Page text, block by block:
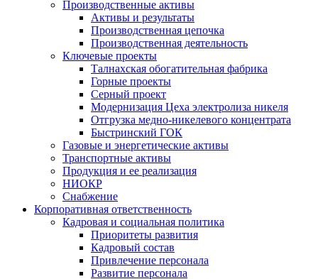
Производственные активы
Активы и результаты
Производственная цепочка
Производственная деятельность
Ключевые проекты
Талнахская обогатительная фабрика
Горные проекты
Серный проект
Модернизация Цеха электролиза никеля
Отгрузка медно-никелевого концентрата
Быстринский ГОК
Газовые и энергетические активы
Транспортные активы
Продукция и ее реализация
НИОКР
Снабжение
Корпоративная ответственность
Кадровая и социальная политика
Приоритеты развития
Кадровый состав
Привлечение персонала
Развитие персонала